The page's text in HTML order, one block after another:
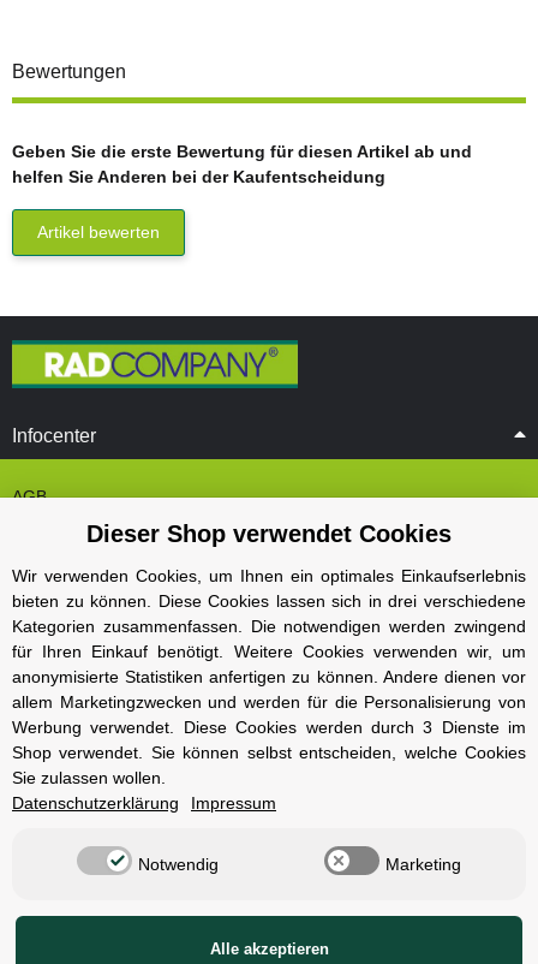
Bewertungen
Geben Sie die erste Bewertung für diesen Artikel ab und
helfen Sie Anderen bei der Kaufentscheidung
Artikel bewerten
Infocenter
AGB
Cookie Einstelungen
Datenschutz
Impressum
Kontakt und Öffnungszeiten
Versand und Zahlungsarten
Widerrufsbelehrung
Radcompany
Berlin Schöneberg
Cube Store Berlin Marienfelde
Dieser Shop verwendet Cookies
Wir verwenden Cookies, um Ihnen ein optimales Einkaufserlebnis
bieten zu können. Diese Cookies lassen sich in drei verschiedene
Kategorien zusammenfassen. Die notwendigen werden zwingend
für Ihren Einkauf benötigt. Weitere Cookies verwenden wir, um
anonymisierte Statistiken anfertigen zu können. Andere dienen vor
allem Marketingzwecken und werden für die Personalisierung von
Werbung verwendet. Diese Cookies werden durch 3 Dienste im
Shop verwendet. Sie können selbst entscheiden, welche Cookies
Sie zulassen wollen.
Datenschutzerklärung
Impressum
Notwendig Marketing
Alle akzeptieren